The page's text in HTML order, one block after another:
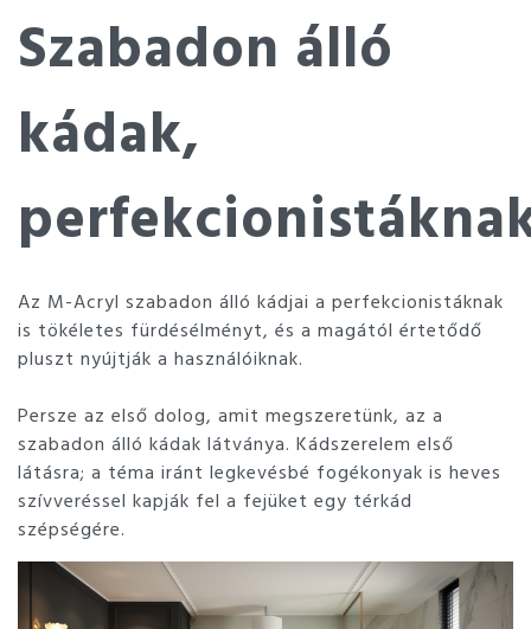
Szabadon álló
kádak,
Az M-Acryl szabadon álló kádjai a perfekcionistáknak
is tökéletes fürdésélményt, és a magától értetődő
pluszt nyújtják a használóiknak.
Persze az első dolog, amit megszeretünk, az a
szabadon álló kádak látványa. Kádszerelem első
látásra; a téma iránt legkevésbé fogékonyak is heves
szívveréssel kapják fel a fejüket egy térkád
szépségére.